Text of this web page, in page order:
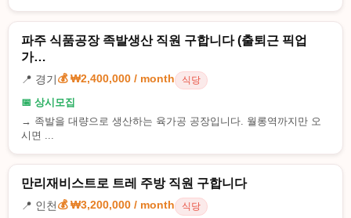
파주 식품공장 족발생산 직원 구합니다 (출퇴근 픽업
가…
📍 경기💰 ₩2,400,000 / month 식당
📅 상시모집
→ 족발을 대량으로 생산하는 육가공 공장입니다. 월롱역까지만 오
시면 ...
만리재비스트로 트레 주방 직원 구합니다
📍 인천💰 ₩3,200,000 / month 식당